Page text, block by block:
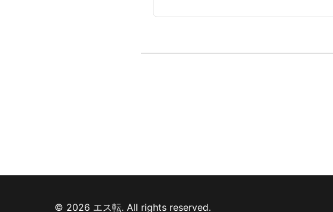
© 2026 エス転. All rights reserved.